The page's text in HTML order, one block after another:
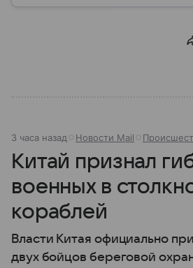
3 часа назад Новости Mail
Китай признал
военных в
кораблей
Власти Китая официально
двух бойцов береговой